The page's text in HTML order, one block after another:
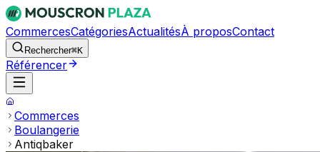
CommercesCatégoriesActualitésÀ proposContact
Rechercher⌘K
Référencer
Commerces
Boulangerie
Antiqbaker